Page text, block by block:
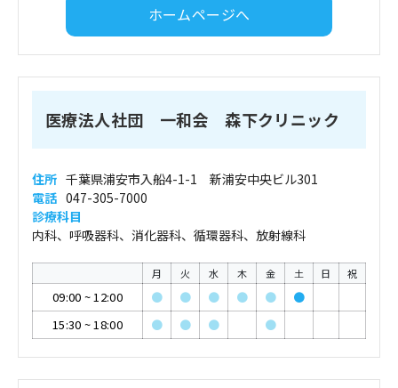
ホームページへ
医療法人社団 一和会 森下クリニック
住所 千葉県浦安市入船4-1-1 新浦安中央ビル301
電話 047-305-7000
診療科目
内科、呼吸器科、消化器科、循環器科、放射線科
月 火 水 木 金 土 日 祝
09:00 ~12:00 ● ● ● ● ●
●
15:30 ~18:00 ● ● ● ●